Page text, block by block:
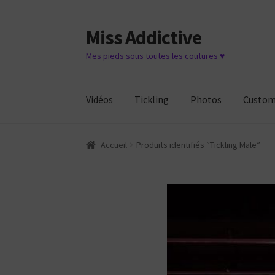
Aller
à
la
Aller
au
contenu
Miss Addictive
Mes pieds sous toutes les coutures ♥
Vidéos Tickling Photos Custom
Accueil Produits identifiés “Tickling Male”